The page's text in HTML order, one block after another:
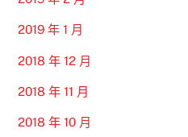
2019 年 1 月
2018 年 12 月
2018 年 11 月
2018 年 10 月